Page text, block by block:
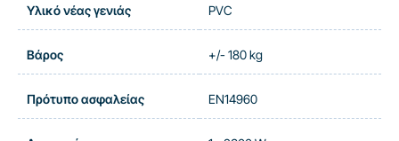
Υλικό νέας γενιάς PVC
Βάρος +/- 180 kg
Πρότυπο ασφαλείας EN14960